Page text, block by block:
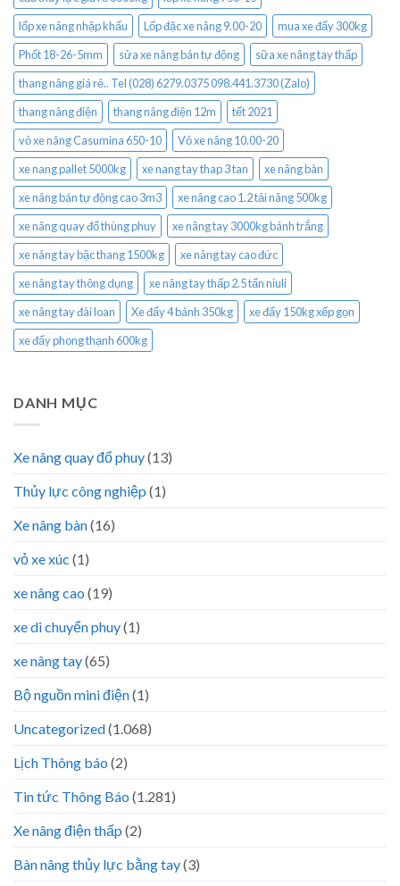
lốp xe nâng nhập khẩu
Lốp đặc xe nâng 9.00-20
mua xe đẩy 300kg
Phốt 18-26-5mm
sửa xe nâng bán tự động
sữa xe nâng tay thấp
thang nâng giá rẻ.. Tel (028) 6279.0375 098.441.3730 (Zalo)
thang nâng điện
thang nâng điện 12m
tết 2021
vỏ xe nâng Casumina 650-10
Vỏ xe nâng 10.00-20
xe nang pallet 5000kg
xe nang tay thap 3 tan
xe nâng bàn
xe nâng bán tự động cao 3m3
xe nâng cao 1.2 tải nâng 500kg
xe nâng quay đổ thùng phuy
xe nâng tay 3000kg bánh trắng
xe nâng tay bậc thang 1500kg
xe nâng tay cao đức
xe nâng tay thông dụng
xe nâng tay thấp 2.5 tấn niuli
xe nâng tay đài loan
Xe đẩy 4 bánh 350kg
xe đẩy 150kg xếp gọn
xe đẩy phong thạnh 600kg
DANH MỤC
Xe nâng quay đổ phuy(13)
Thủy lực công nghiệp (1)
Xe nâng bàn(16)
vỏ xe xúc (1)
xe nâng cao (19)
xe di chuyển phuy(1)
xe nâng tay(65)
Bộ nguồn mini điện(1)
Uncategorized(1.068)
Lịch Thông báo (2)
Tin tức Thông Báo (1.281)
Xe nâng điện thấp (2)
Bàn nâng thủy lực bằng tay(3)